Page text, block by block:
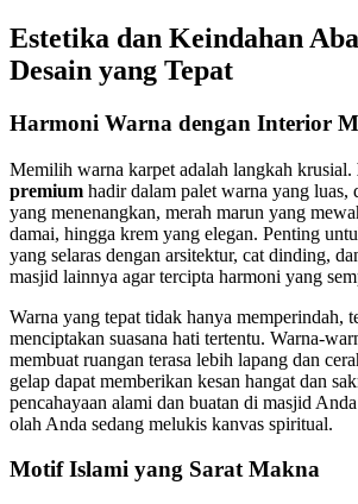
Estetika dan Keindahan
Desain yang Tepat
Harmoni Warna dengan Interior
Memilih warna karpet adalah langkah krusial.
premium hadir dalam palet warna yang luas,
yang menenangkan, merah marun yang
damai, hingga krem yang elegan. Penting
yang selaras dengan arsitektur, cat dinding,
masjid lainnya agar tercipta harmoni yang
Warna yang tepat tidak hanya memperindah,
menciptakan suasana hati tertentu. Warna-
membuat ruangan terasa lebih lapang dan
gelap dapat memberikan kesan hangat dan
pencahayaan alami dan buatan di masjid
olah Anda sedang melukis kanvas spiritual.
Motif Islami yang Sarat Makna